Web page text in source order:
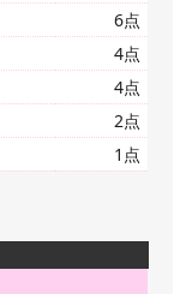
6点
4点
4点
2点
1点